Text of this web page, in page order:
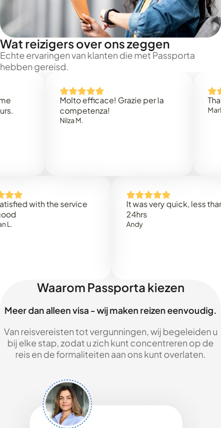
Wat reizigers over ons zeggen
Echte ervaringen van klanten die met Passporta
hebben gereisd.
Molto efficace! Grazie per la
competenza!
Thank
with the service
It was very quick, less than
Waarom Passporta kiezen
Meer dan alleen visa - wij maken reizen eenvoudig.
Van reisvereisten tot vergunningen, wij begeleiden u
bij elke stap, zodat u zich kunt concentreren op de
reis en de formaliteiten aan ons kunt overlaten.